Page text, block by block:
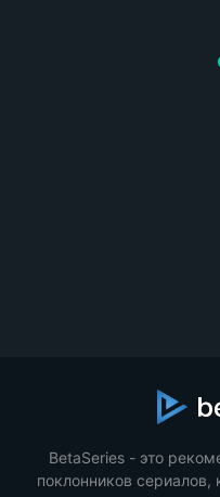
BetaSeries - это
поклонников сериалов,